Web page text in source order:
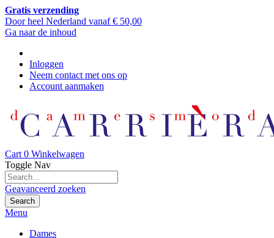
Gratis verzending
Door heel Nederland vanaf € 50,00
Ga naar de inhoud
Inloggen
Neem contact met ons op
Account aanmaken
Cart 0 Winkelwagen
Toggle Nav
Geavanceerd zoeken
Search
Menu
Dames